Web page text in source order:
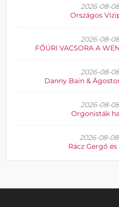
2026-08-
Országos
2026-08-
FŐÚRI VACSORA A
2026-08-
Danny Bain &
2026-08-
Orgonisták
2026-08-
Rácz Gergő